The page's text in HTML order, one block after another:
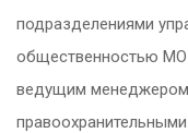
подразделениями
общественностью МО
ведущим